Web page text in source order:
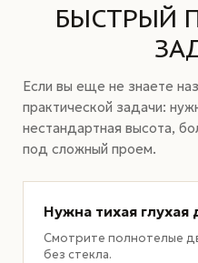
БЫСТРЫЙ
Если вы еще не знаете
практической задачи:
нестандартная высота,
под сложный проем.
Нужна тихая глухая
Смотрите полнотелые
без стекла.